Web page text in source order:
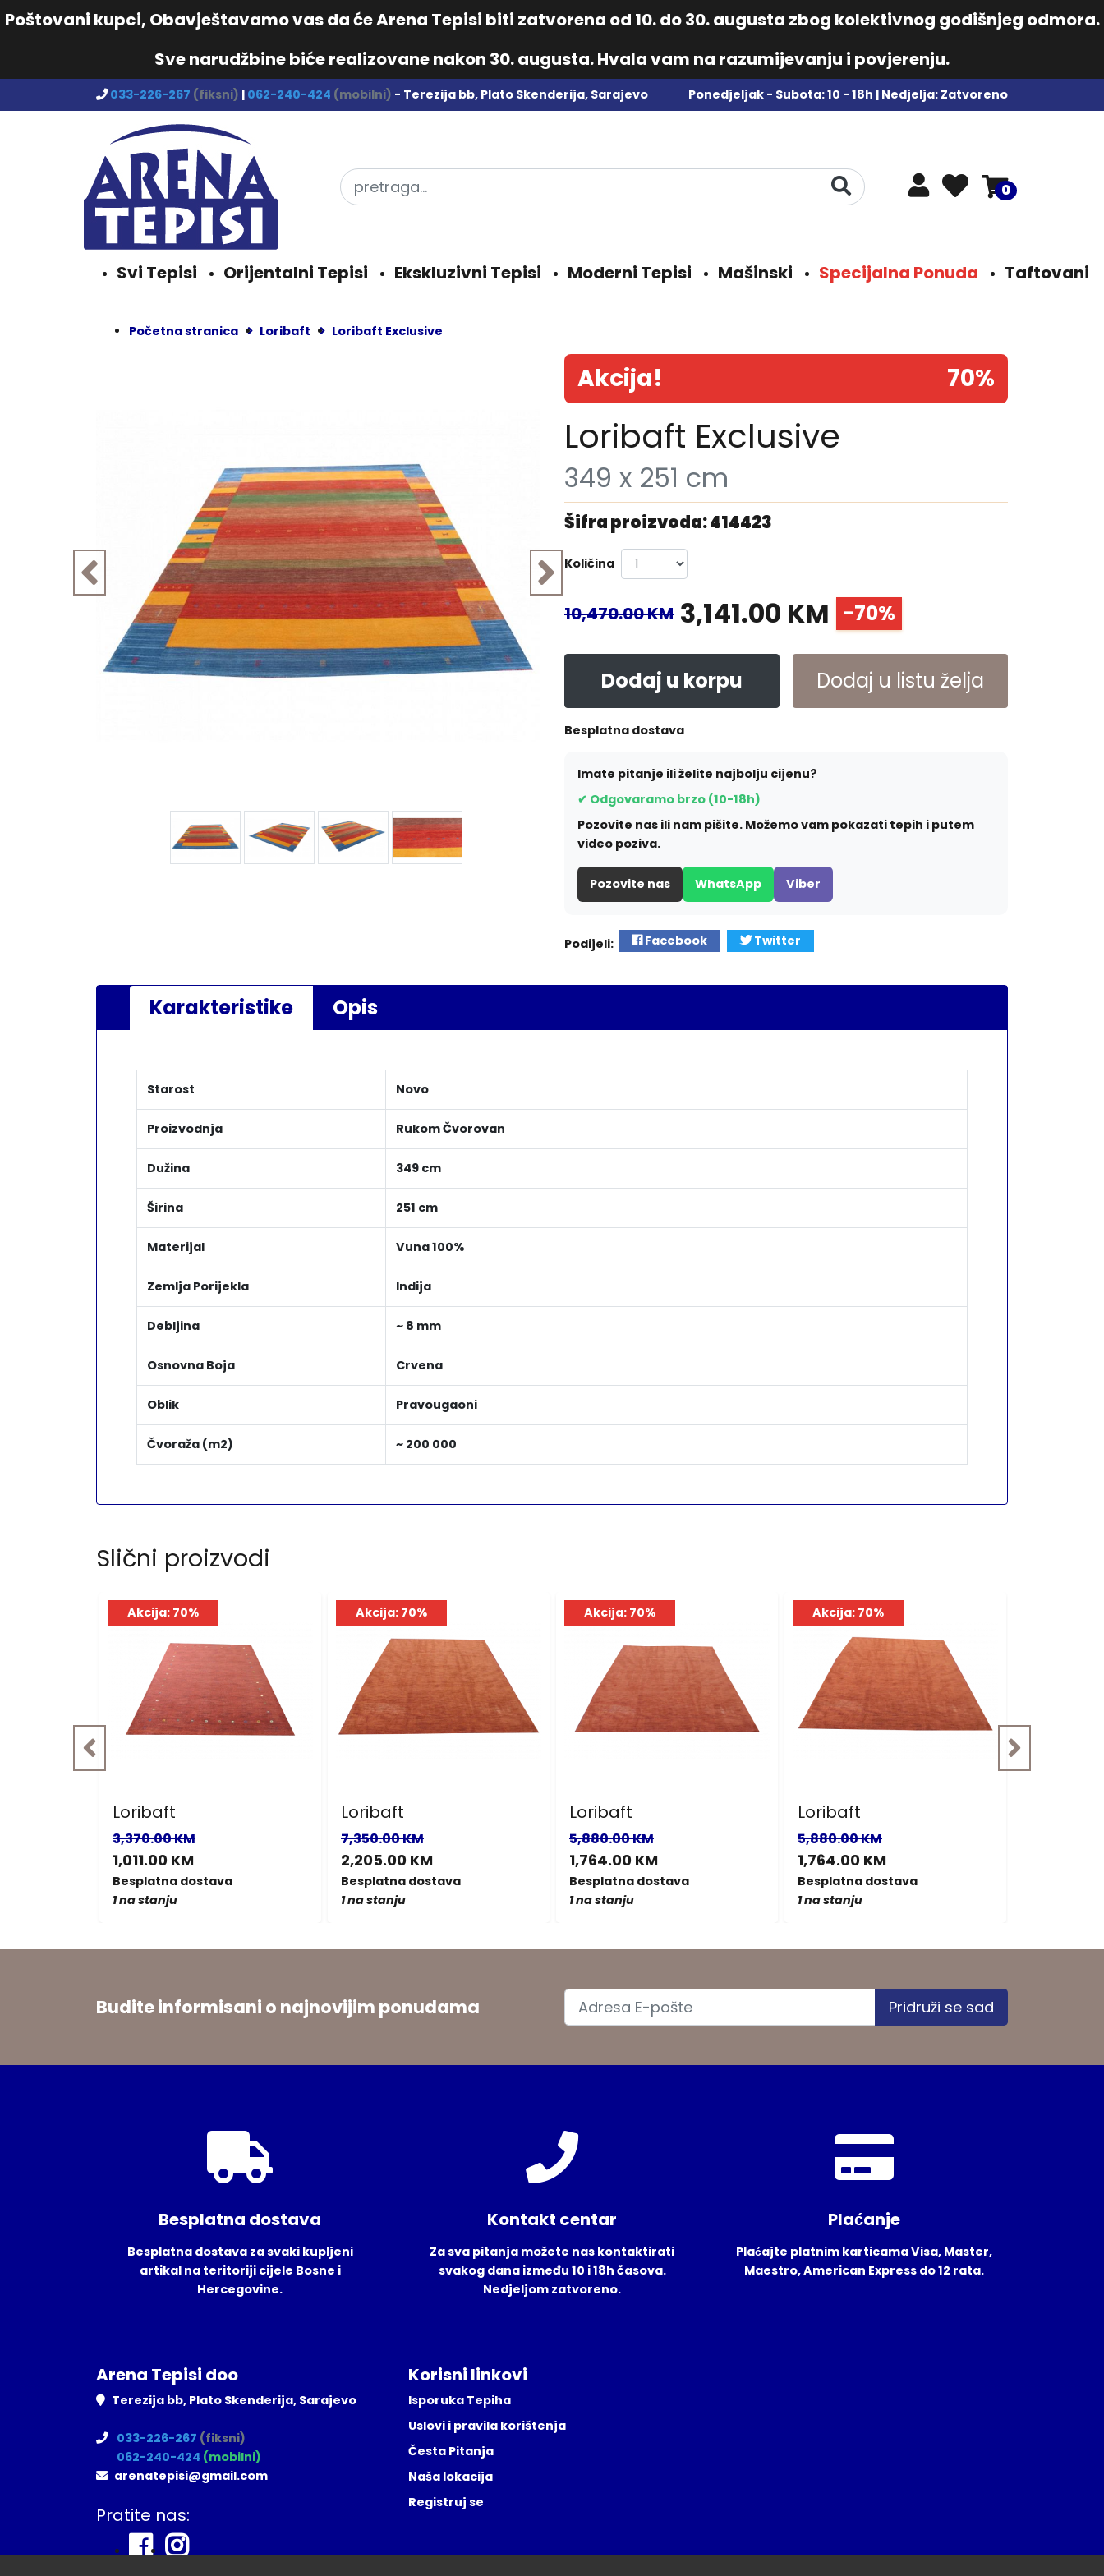
Poštovani kupci, Obavještavamo vas da će Arena Tepisi biti zatvorena od 10. do 30. augusta zbog kolektivnog godišnjeg odmora.
Sve narudžbine biće realizovane nakon 30. augusta. Hvala vam na razumijevanju i povjerenju.
033-226-267 (fiksni) | 062-240-424 (mobilni) - Terezija bb, Plato Skenderija, Sarajevo Ponedjeljak - Subota: 10 - 18h | Nedjelja: Zatvoreno
0
Svi Tepisi Orijentalni Tepisi Ekskluzivni Tepisi Moderni Tepisi Mašinski Specijalna Ponuda Taftovani
Početna stranica Loribaft Loribaft Exclusive
Akcija! 70%
Loribaft Exclusive
349 x 251 cm
Šifra proizvoda: 414423
Količina
10,470.00 KM 3,141.00 KM -70%
Dodaj u korpu Dodaj u listu želja
Besplatna dostava
Imate pitanje ili želite najbolju cijenu?
✔ Odgovaramo brzo (10-18h)
Pozovite nas ili nam pišite. Možemo vam pokazati tepih i putem
video poziva.
Pozovite nas WhatsApp Viber
Podijeli: Facebook Twitter
Karakteristike Opis
Starost Novo
Proizvodnja Rukom Čvorovan
Dužina 349 cm
Širina 251 cm
Materijal Vuna 100%
Zemlja Porijekla Indija
Debljina ~ 8 mm
Osnovna Boja Crvena
Oblik Pravougaoni
Čvoraža (m2) ~ 200 000
Slični proizvodi
Akcija: 70%
Loribaft
3,370.00 KM
1,011.00 KM
Besplatna dostava
1 na stanju
Akcija: 70%
Loribaft
7,350.00 KM
2,205.00 KM
Besplatna dostava
1 na stanju
Akcija: 70%
Loribaft
5,880.00 KM
1,764.00 KM
Besplatna dostava
1 na stanju
Akcija: 70%
Loribaft
5,880.00 KM
1,764.00 KM
Besplatna dostava
1 na stanju
Budite informisani o najnovijim ponudama Pridruži se sad
Besplatna dostava
Besplatna dostava za svaki kupljeni
artikal na teritoriji cijele Bosne i
Hercegovine.
Kontakt centar
Za sva pitanja možete nas kontaktirati
svakog dana između 10 i 18h časova.
Nedjeljom zatvoreno.
Plaćanje
Plaćajte platnim karticama Visa, Master,
Maestro, American Express do 12 rata.
Arena Tepisi doo
Terezija bb, Plato Skenderija, Sarajevo
033-226-267 (fiksni)
062-240-424 (mobilni)
arenatepisi@gmail.com
Pratite nas:
Korisni linkovi
Isporuka Tepiha
Uslovi i pravila korištenja
Česta Pitanja
Naša lokacija
Registruj se